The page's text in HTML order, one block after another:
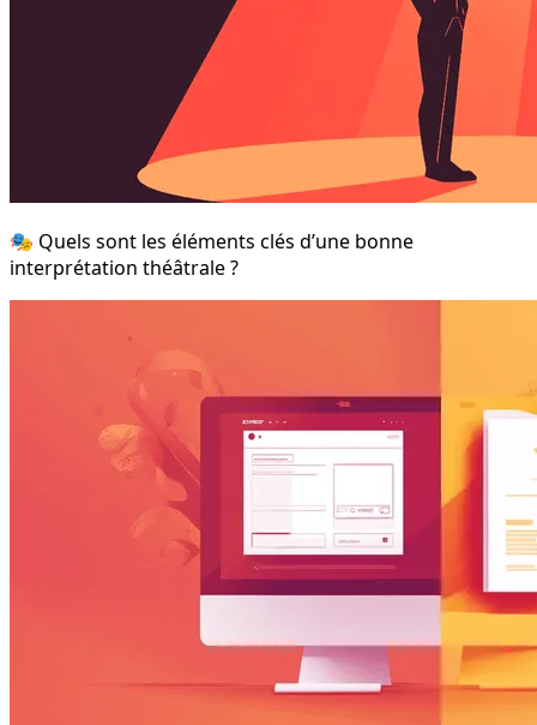
🎭 Quels sont les éléments clés d’une bonne
interprétation théâtrale ?